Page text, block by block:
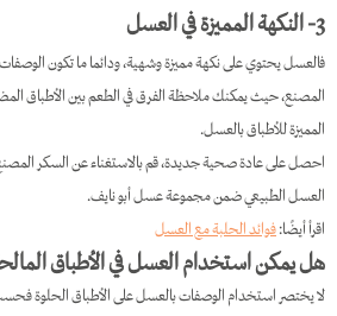
3- النكهة المميزة في العسل
فالعسل يحتوي على نكهة مميزة وشهية، ودائما ما تكون
المصنع، حيث يمكنك ملاحظة الفرق في الطعم بين الأطباق
المميزة للأطباق بالعسل.
احصل على عادة صحية جديدة، قم بالاستغناء عن السكر
العسل الطبيعي ضمن مجموعة عسل أبو نايف.
اقرأ أيضًا:فوائد الحلبة مع العسل
هل يمكن استخدام العسل في الأطباق
لا يختصر استخدام الوصفات بالعسل على الأطباق الحلوة